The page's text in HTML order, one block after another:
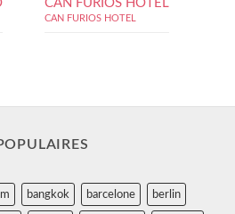
CAN FURIOS HOTEL
CAN FURIOS HOTEL
bangkok barcelone berlin